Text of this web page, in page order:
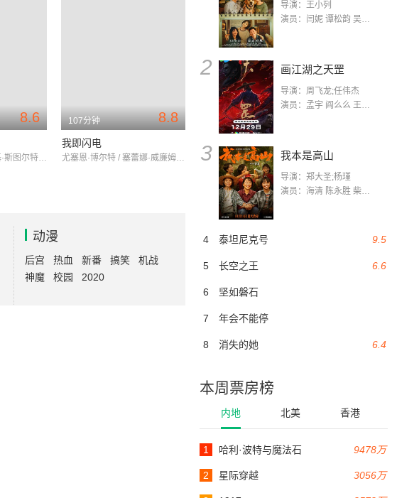
导演：王小列
演员：闫妮 谭松韵 吴京 蒋龙 赵小棠 冯雷 李虎城 平安 小七 小可乐
2 画江湖之天罡
导演：周飞龙;任伟杰
演员：孟宇 阎么么 王凯 郭政建 阎萌萌 杨默 高枫 齐斯伽 刘芊含 马程
3 我本是高山
导演：郑大圣;杨瑾
演员：海清 陈永胜 柴烨 王玥婷 万国鹏 美朵达瓦 赵瑞婷 罗解艳 郭莉娜 潘家艳
9.5
4 泰坦尼克号
6.6
5 长空之王
6 坚如磐石
7 年会不能停
6.4
8 消失的她
本周票房榜
内地 北美 香港
9478万
1 哈利·波特与魔法石
3056万
2 星际穿越
8.6
FrankWilliams / 杰基·斯图尔特 / NigelMansell
8.8
107分钟
我即闪电
尤塞恩·博尔特 / 塞蕾娜·威廉姆斯 / 齐吉·马利
动漫
后宫 热血 新番 搞笑
机战
神魔
校园 2020